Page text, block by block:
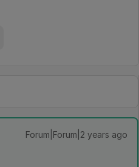
Forum|Forum|2 years ago